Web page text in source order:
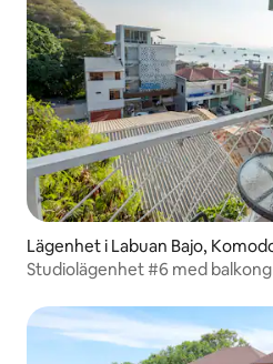
Lägenhet i Labuan Bajo,
Studiolägenhet #6 med